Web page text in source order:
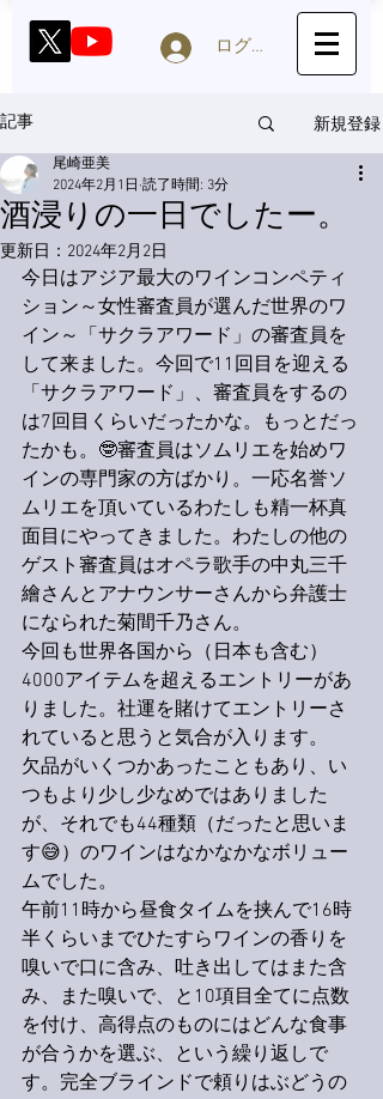
ログイン
記事 新規登録
酒浸りの一日でしたー。
尾崎亜美
2024年2月1日 読了時間: 3分
更新日： 2024年2月2日
今日はアジア最大のワインコンペティ
ション～女性審査員が選んだ世界のワ
イン～「サクラアワード」の審査員を
して来ました。今回で11回目を迎える
「サクラアワード」、審査員をするの
は7回目くらいだったかな。もっとだっ
たかも。🤓審査員はソムリエを始めワ
インの専門家の方ばかり。一応名誉ソ
ムリエを頂いているわたしも精一杯真
面目にやってきました。わたしの他の
ゲスト審査員はオペラ歌手の中丸三千
繪さんとアナウンサーさんから弁護士
になられた菊間千乃さん。
今回も世界各国から（日本も含む）
4000アイテムを超えるエントリーがあ
りました。社運を賭けてエントリーさ
れていると思うと気合が入ります。
欠品がいくつかあったこともあり、い
つもより少し少なめではありました
が、それでも44種類（だったと思いま
す😅）のワインはなかなかなボリュー
ムでした。
午前11時から昼食タイムを挟んで16時
半くらいまでひたすらワインの香りを
嗅いで口に含み、吐き出してはまた含
み、また嗅いで、と10項目全てに点数
を付け、高得点のものにはどんな食事
が合うかを選ぶ、という繰り返しで
す。完全ブラインドで頼りはぶどうの